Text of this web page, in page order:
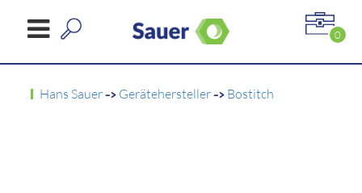
0
Hans Sauer-> Gerätehersteller-> Bostitch